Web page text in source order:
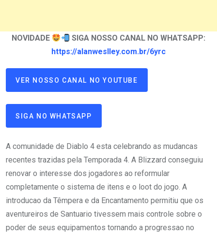
NOVIDADE
SIGA NOSSO CANAL NO WHATSAPP:
https://alanweslley.com.br/6yrc
VER NOSSO CANAL NO YOUTUBE
SIGA NO WHATSAPP
A comunidade de Diablo 4 esta celebrando as mudancas
recentes trazidas pela Temporada 4. A Blizzard conseguiu
renovar o interesse dos jogadores ao reformular
completamente o sistema de itens e o loot do jogo. A
introducao da Têmpera e da Encantamento permitiu que os
aventureiros de Santuario tivessem mais controle sobre o
poder de seus equipamentos tornando a progressao no